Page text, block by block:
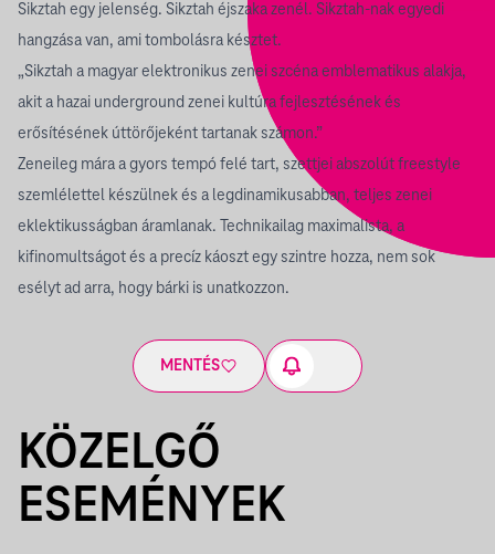
Sikztah egy jelenség. Sikztah éjszaka zenél. Sikztah-nak egyedi
hangzása van, ami tombolásra késztet.
„Sikztah a magyar elektronikus zenei szcéna emblematikus alakja,
akit a hazai underground zenei kultúra fejlesztésének és
erősítésének úttörőjeként tartanak számon.”
Zeneileg mára a gyors tempó felé tart, szettjei abszolút freestyle
szemlélettel készülnek és a legdinamikusabban, teljes zenei
eklektikusságban áramlanak. Technikailag maximalista, a
kifinomultságot és a precíz káoszt egy szintre hozza, nem sok
esélyt ad arra, hogy bárki is unatkozzon.
MENTÉS
KÖZELGŐ
ESEMÉNYEK